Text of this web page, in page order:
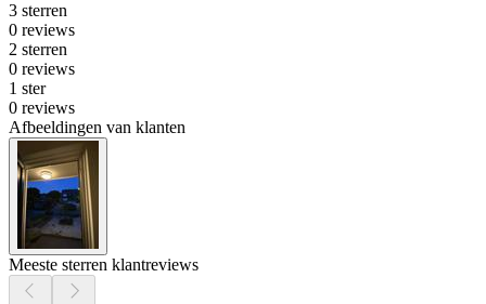
3 sterren
0 reviews
2 sterren
0 reviews
1 ster
0 reviews
Afbeeldingen van klanten
Meeste sterren klantreviews